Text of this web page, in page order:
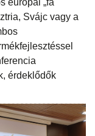
európai „fa
Svájc vagy a
érdeklődők